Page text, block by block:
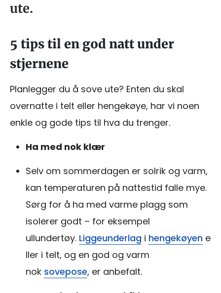
ute.
5 tips til en god natt under
stjernene
Planlegger du å sove ute? Enten du skal
overnatte i telt eller hengekøye, har vi noen
enkle og gode tips til hva du trenger.
Ha med nok klær
Selv om sommerdagen er solrik og varm,
kan temperaturen på nattestid falle mye.
Sørg for å ha med varme plagg som
isolerer godt – for eksempel
ullundertøy. Liggeunderlag i hengekøyen e
ller i telt, og en god og varm
nok sovepose, er anbefalt.